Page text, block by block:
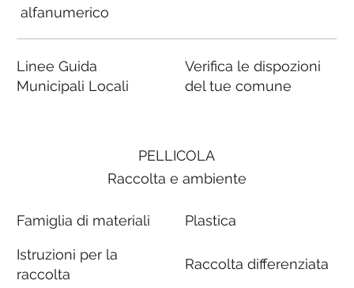
PELLICOLA
Raccolta e ambiente
Famiglia di materiali
Istruzioni per la
raccolta
Plastica
Raccolta differenziata
alfanumerico
Linee Guida
Municipali Locali
Verifica le dispozioni
del tue comune